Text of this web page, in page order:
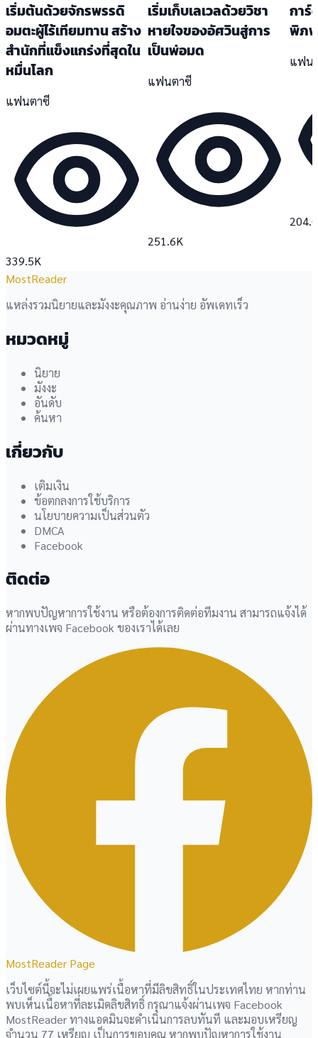
เริ่มต้นด้วยจักรพรรดิ
อมตะผู้ไร้เทียมทาน สร้าง
สำนักที่แข็งแกร่งที่สุดใน
หมื่นโลก
แฟนตาซี
339.5K
เริ่มเก็บเลเวลด้วยวิชา
หายใจของอัศวินสู่การ
เป็นพ่อมด
แฟนตาซี
251.6K
กา
พิภพ
แฟน
MostReader
แหล่งรวมนิยายและมังงะคุณภาพ อ่านง่าย อัพเดทเร็ว
หมวดหมู่
นิยาย
มังงะ
อันดับ
ค้นหา
เกี่ยวกับ
เติมเงิน
ข้อตกลงการใช้บริการ
นโยบายความเป็นส่วนตัว
DMCA
Facebook
ติดต่อ
หากพบปัญหาการใช้งาน หรือต้องการติดต่อทีมงาน สามารถแจ้งได้
ผ่านทางเพจ Facebook ของเราได้เลย
MostReader Page
เว็บไซต์นี้จะไม่เผยแพร่เนื้อหาที่มีลิขสิทธิ์ในประเทศไทย หากท่าน
พบเห็นเนื้อหาที่ละเมิดลิขสิทธิ์ กรุณาแจ้งผ่านเพจ Facebook
MostReader ทางแอดมินจะดำเนินการลบทันที และมอบเหรียญ
จำนวน 77 เหรียญ เป็นการขอบคุณ หากพบปัญหาการใช้งาน